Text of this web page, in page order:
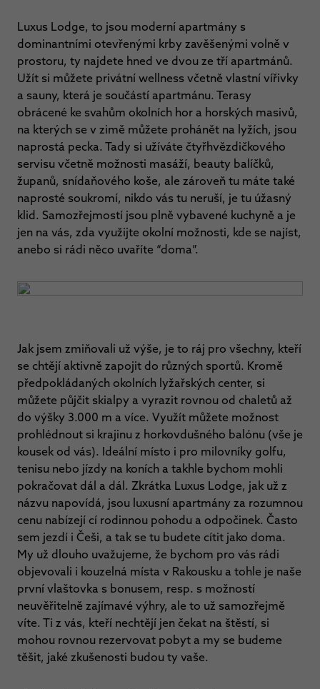
Luxus Lodge, to jsou moderní apartmány s
dominantními otevřenými krby zavěšenými volně v
prostoru, ty najdete hned ve dvou ze tří apartmánů.
Užít si můžete privátní wellness včetně vlastní vířivky
a sauny, která je součástí apartmánu. Terasy
obrácené ke svahům okolních hor a horských masivů,
na kterých se v zimě můžete prohánět na lyžích, jsou
naprostá pecka. Tady si užíváte čtyřhvězdičkového
servisu včetně možnosti masáží, beauty balíčků,
županů, snídaňového koše, ale zároveň tu máte také
naprosté soukromí, nikdo vás tu neruší, je tu úžasný
klid. Samozřejmostí jsou plně vybavené kuchyně a je
jen na vás, zda využijte okolní možnosti, kde se najíst,
anebo si rádi něco uvaříte “doma”.
Jak jsem zmiňovali už výše, je to ráj pro všechny, kteří
se chtějí aktivně zapojit do různých sportů. Kromě
předpokládaných okolních lyžařských center, si
můžete půjčit skialpy a vyrazit rovnou od chaletů až
do výšky 3.000 m a více. Využít můžete možnost
prohlédnout si krajinu z horkovdušného balónu (vše je
kousek od vás). Ideální místo i pro milovníky golfu,
tenisu nebo jízdy na koních a takhle bychom mohli
pokračovat dál a dál. Zkrátka Luxus Lodge, jak už z
názvu napovídá, jsou luxusní apartmány za rozumnou
cenu nabízejí cí rodinnou pohodu a odpočinek. Často
sem jezdí i Češi, a tak se tu budete cítit jako doma.
My už dlouho uvažujeme, že bychom pro vás rádi
objevovali i kouzelná místa v Rakousku a tohle je naše
první vlaštovka s bonusem, resp. s možností
neuvěřitelně zajímavé výhry, ale to už samozřejmě
víte. Ti z vás, kteří nechtějí jen čekat na štěstí, si
mohou rovnou rezervovat pobyt a my se budeme
těšit, jaké zkušenosti budou ty vaše.